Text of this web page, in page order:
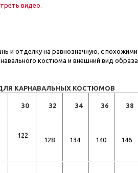
видео.
и отделку на равнозначную, с похожими
костюма и внешний вид образа
КАРНАВАЛЬНЫХ КОСТЮМОВ
30 32 34 36 38
122
128 134 140 146